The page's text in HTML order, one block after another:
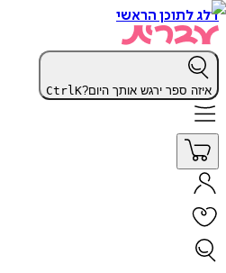
דלג לתוכן הראשי
איזה ספר ירגש אותך היום? CtrlK